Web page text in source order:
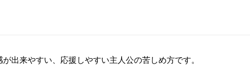
出来やすい、応援しやすい主人公の苦しめ方です。